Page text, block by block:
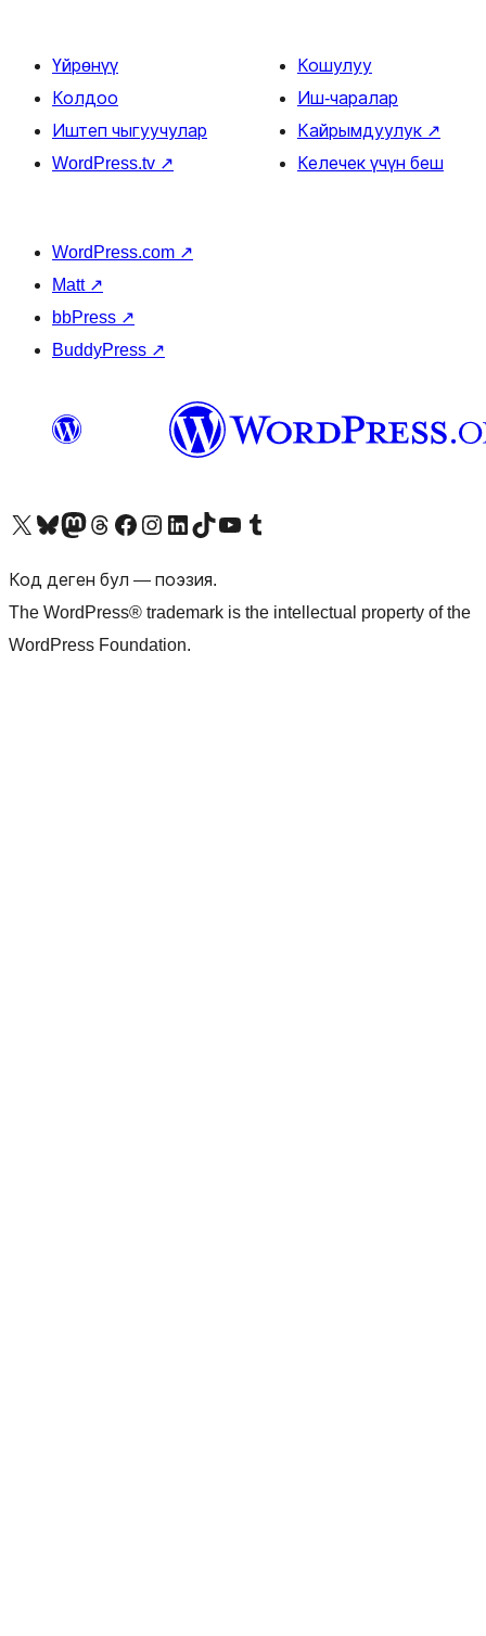
Үйрөнүү
Колдоо
Иштеп чыгуучулар
WordPress.tv ↗
Кошулуу
Иш-чаралар
Кайрымдуулук ↗
Келечек үчүн беш
WordPress.com ↗
Matt ↗
bbPress ↗
BuddyPress ↗
Visit our X (formerly Twitter) account
Visit our Bluesky account
Биздин Mastodon түрмөгүбүзгө баш багыңыз
Visit our Threads account
Биздин Facebook баракчабызга кириңиз
Биздин Instagram баракчабызга баш багыңыз
Биздин LinkedIn баракчабызга баш багыңыз
Visit our TikTok account
Visit our YouTube channel
Visit our Tumblr account
Код деген бул — поэзия.
The WordPress® trademark is the intellectual property of the
WordPress Foundation.